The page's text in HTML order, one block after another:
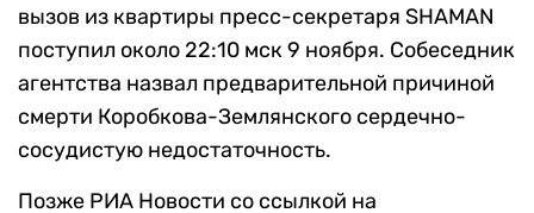
вызов из квартиры пресс-секретаря SHAMAN
поступил около 22:10 мск 9 ноября. Собеседник
агентства назвал предварительной причиной
смерти Коробкова-Землянского сердечно-
сосудистую недостаточность.
Позже РИА Новости со ссылкой на